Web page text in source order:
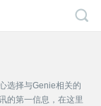
选择与Genie相关的
的第一信息，在这里